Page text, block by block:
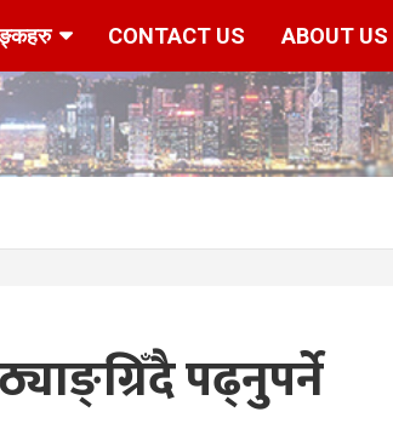
CONTACT US ABOUT US
पढ्नुपर्ने